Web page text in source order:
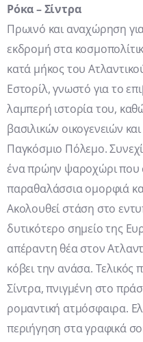
Ρόκα – Σίντρα
Πρωινό και αναχώρηση
εκδρομή στα
κατά μήκος του
Εστορίλ, γνωστό για το
λαμπερή ιστορία του,
βασιλικών οικογενειών
Παγκόσμιο Πόλεμο.
ένα πρώην ψαροχώρι που
παραθαλάσσια ομορφιά
Ακολουθεί στάση στο
δυτικότερο σημείο της
απέραντη θέα στον
κόβει την ανάσα.
Σίντρα, πνιγμένη στο
ρομαντική ατμόσφαιρα.
περιήγηση στα γραφικά